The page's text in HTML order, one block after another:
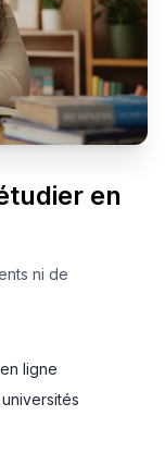
en
ni de
ligne